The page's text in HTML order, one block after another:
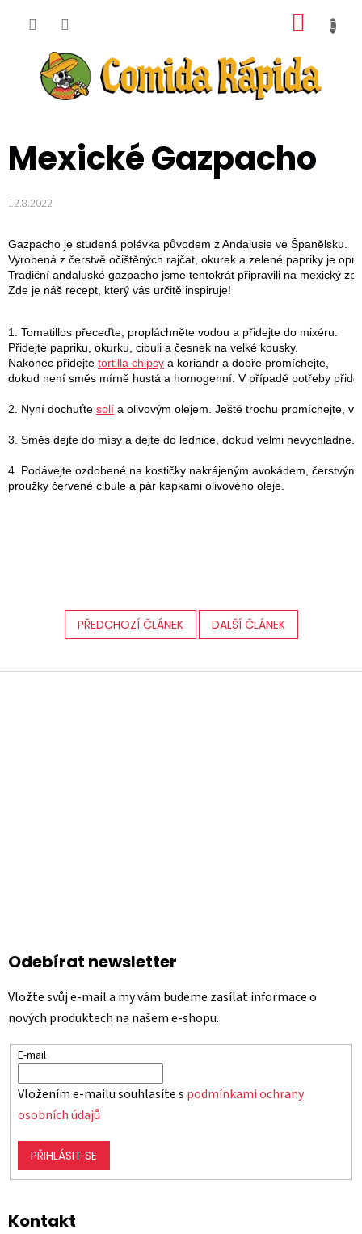
KOŠÍK
Mexické Gazpacho
12.8.2022
Gazpacho je studená polévka původem z Andalusie ve Španělsku.
Vyrobená z čerstvě očištěných rajčat, okurek a zelené papriky je
Tradiční andaluské gazpacho jsme tentokrát připravili na mexický
Zde je náš recept, který vás určitě inspiruje!
1. Tomatillos přeceďte, propláchněte vodou a přidejte do mixéru.
Přidejte papriku, okurku, cibuli a česnek na velké kousky.
Nakonec přidejte tortilla chipsy a koriandr a dobře promíchejte,
dokud není směs mírně hustá a homogenní. V případě potřeby
2. Nyní dochuťte solí a olivovým olejem. Ještě trochu promíchejte, v
3. Směs dejte do mísy a dejte do lednice, dokud velmi nevychladne.
4. Podávejte ozdobené na kostičky nakrájeným avokádem,
proužky červené cibule a pár kapkami olivového oleje.
PŘEDCHOZÍ ČLÁNEK DALŠÍ ČLÁNEK
Z
Odebírat newsletter
Vložte svůj e-mail a my vám budeme zasílat informace o
nových produktech na našem e-shopu.
E-mail
Vložením e-mailu souhlasíte s podmínkami ochrany
osobních údajů
PŘIHLÁSIT SE
Kontakt